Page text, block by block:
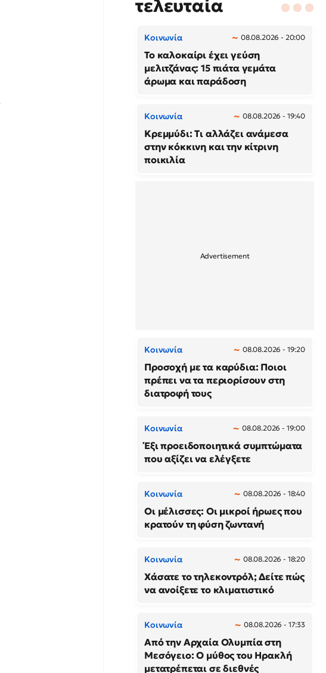
τελευταία
Κοινωνία 08.08.2026 - 20:00
Το καλοκαίρι έχει γεύση
μελιτζάνας: 15 πιάτα γεμάτα
άρωμα και παράδοση
Κοινωνία 08.08.2026 - 19:40
Κρεμμύδι: Τι αλλάζει ανάμεσα
στην κόκκινη και την κίτρινη
ποικιλία
Κοινωνία 08.08.2026 - 19:20
Προσοχή με τα καρύδια: Ποιοι
πρέπει να τα περιορίσουν στη
διατροφή τους
Κοινωνία 08.08.2026 - 19:00
Έξι προειδοποιητικά συμπτώματα
που αξίζει να ελέγξετε
Κοινωνία 08.08.2026 - 18:40
Οι μέλισσες: Οι μικροί ήρωες που
κρατούν τη φύση ζωντανή
Κοινωνία 08.08.2026 - 18:20
Χάσατε το τηλεκοντρόλ; Δείτε πώς
να ανοίξετε το κλιματιστικό
Κοινωνία 08.08.2026 - 17:33
Από την Αρχαία Ολυμπία στη
Μεσόγειο: Ο μύθος του Ηρακλή
μετατρέπεται σε διεθνές